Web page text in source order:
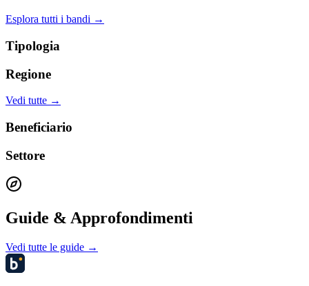
Esplora tutti i bandi →
Tipologia
Regione
Vedi tutte →
Beneficiario
Settore
Guide & Approfondimenti
Vedi tutte le guide →